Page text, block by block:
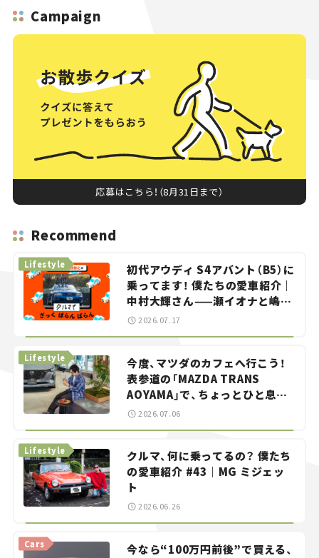
Campaign
応募はこちら！（8月31日まで）
Recommend
初代アウディ S4アバント（B5）に
乗ってます！ 僕たちの愛車紹介｜
中村大輝さん——瀬イオナと嶋田
智之の「クルマでざっくばらんば
らん！」＃20
Lifestyle
2026.07.17
今度、マツダのカフェへ行こう！
表参道の「MAZDA TRANS
AOYAMA」で、ちょっとひと息。
——連載｜CCGとクルマでどうす
Lifestyle
2026.07.06
クルマ、何に乗ってるの？ 僕たち
の愛車紹介 #43｜MG ミジェッ
ト
Lifestyle
2026.06.26
今なら“100万円前後”で買える、
Cars